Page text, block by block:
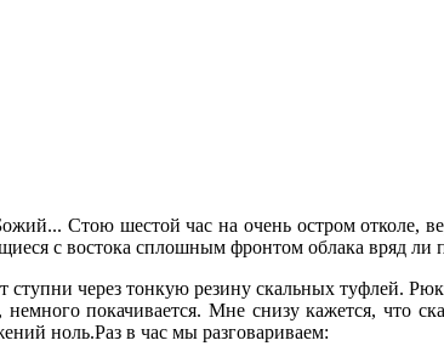
Стою шестой час на очень остром отколе,
с востока сплошным фронтом облака вряд ли
ступни через тонкую резину скальных туфлей.
покачивается. Мне снизу кажется, что
ноль.Раз в час мы разговариваем: